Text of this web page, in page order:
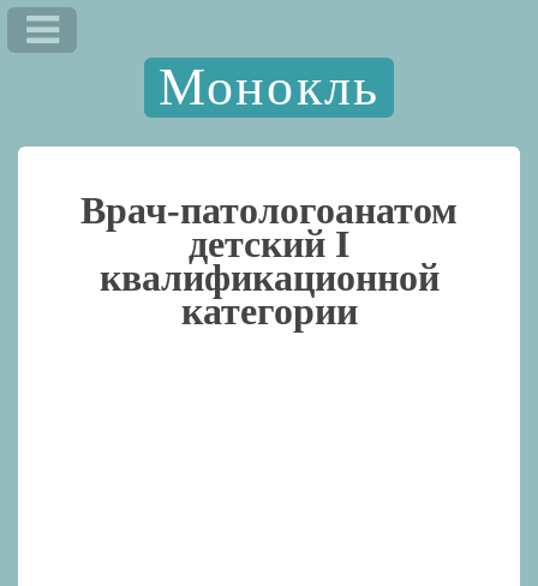
Монокль
Врач-патологоанатом
детский I
квалификационной
категории